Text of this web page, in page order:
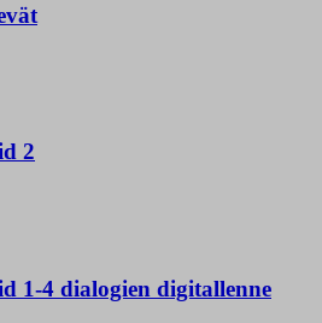
2
1-4 dialogien digitallenne